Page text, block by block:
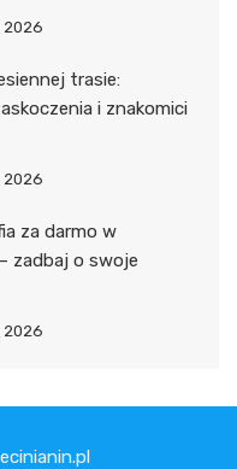
2026
trasie:
i znakomici
2026
za darmo w
zadbaj o swoje
2026